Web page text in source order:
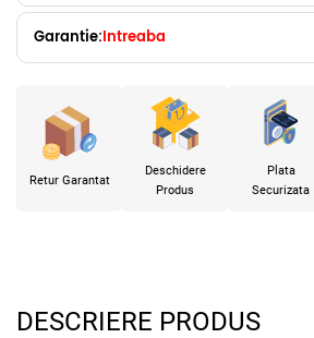
Garantie:Intreaba
Retur Garantat
Deschidere
Produs
Plata
Securizata
DESCRIERE PRODUS